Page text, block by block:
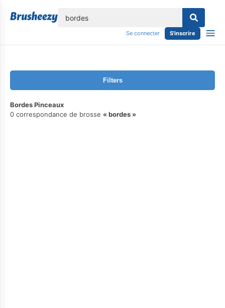
Se connecter S'inscrire
Filters
Bordes Pinceaux
0 correspondance de brosse
bordes